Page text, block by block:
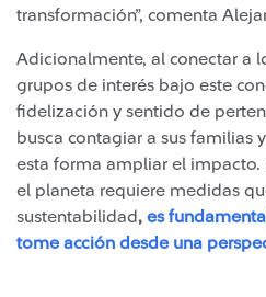
transformación”, comenta
Adicionalmente, al conectar a
grupos de interés bajo este
fidelización y sentido de
busca contagiar a sus familias
esta forma ampliar el impacto.
el planeta requiere medidas
sustentabilidad, es
tome acción desde una